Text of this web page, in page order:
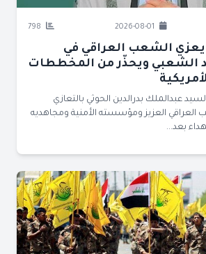
يعزي الشعب العراقي في
الشعبي ويحذّر من المخططات
عبدالملك بدرالدين الحوثي بالتعازي
العراقي العزيز ومؤسسته الأمنية ومجاهديه
بعد...